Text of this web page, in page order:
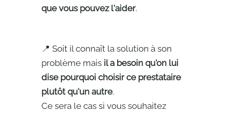
que vous pouvez l'aider.
📍 Soit il connaît la solution à son
problème mais il a besoin qu'on lui
dise pourquoi choisir ce prestataire
plutôt qu'un autre.
Ce sera le cas si vous souhaitez